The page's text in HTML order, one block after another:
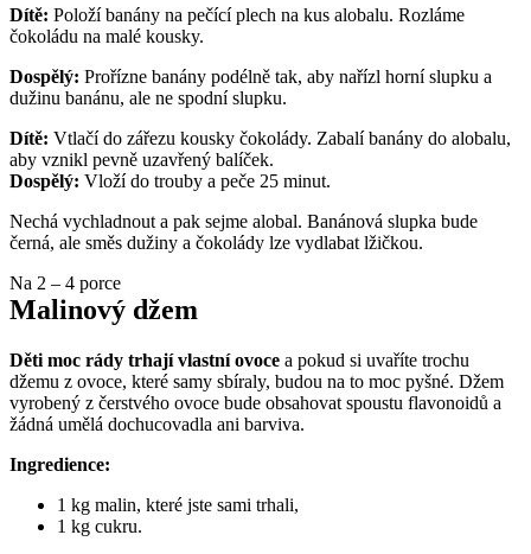
Dítě: Položí banány na pečící plech na kus alobalu. Rozláme
čokoládu na malé kousky.
Dospělý: Prořízne banány podélně tak, aby nařízl horní slupku a
dužinu banánu, ale ne spodní slupku.
Dítě: Vtlačí do zářezu kousky čokolády. Zabalí banány do alobalu,
aby vznikl pevně uzavřený balíček.
Dospělý: Vloží do trouby a peče 25 minut.
Nechá vychladnout a pak sejme alobal. Banánová slupka bude
černá, ale směs dužiny a čokolády lze vydlabat lžičkou.
Na 2 – 4 porce
Malinový džem
Děti moc rády trhají vlastní ovoce a pokud si uvaříte trochu
džemu z ovoce, které samy sbíraly, budou na to moc pyšné. Džem
vyrobený z čerstvého ovoce bude obsahovat spoustu flavonoidů a
žádná umělá dochucovadla ani barviva.
Ingredience:
1 kg malin, které jste sami trhali,
1 kg cukru.